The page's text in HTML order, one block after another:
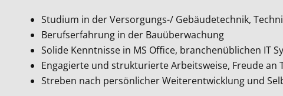
Studium in der Versorgungs-/ Gebäudetechnik,
Berufserfahrung in der Bauüberwachung
Solide Kenntnisse in MS Office, branchenüblichen IT
Engagierte und strukturierte Arbeitsweise, Freude an
Streben nach persönlicher Weiterentwicklung und